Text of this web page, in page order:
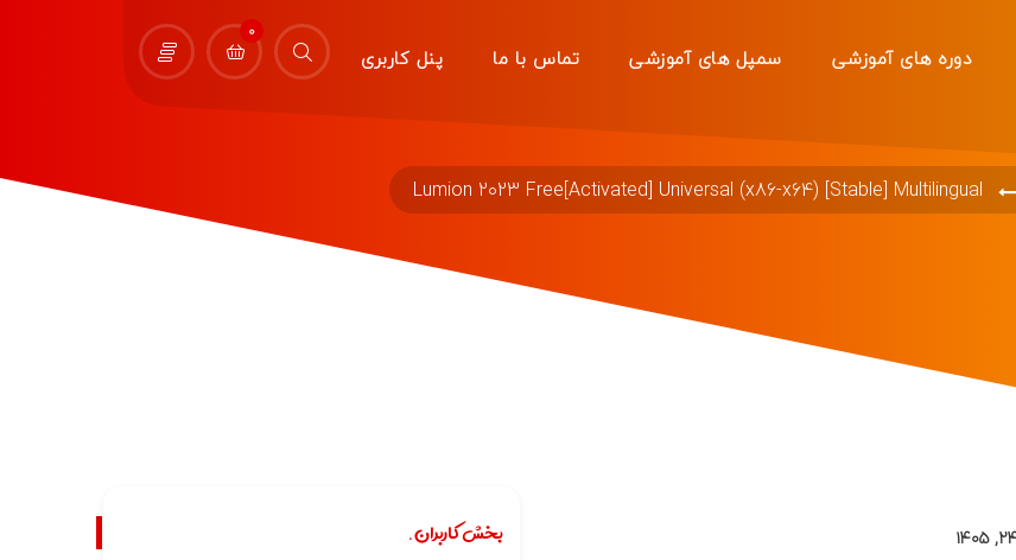
دوره های آموزشی سمپل های آموزشی تماس با ما پنل کاربری
0
Lumion 2023 Free[Activated] Universal (x86-x64) [Stable] Multilingual
بخش کاربران.